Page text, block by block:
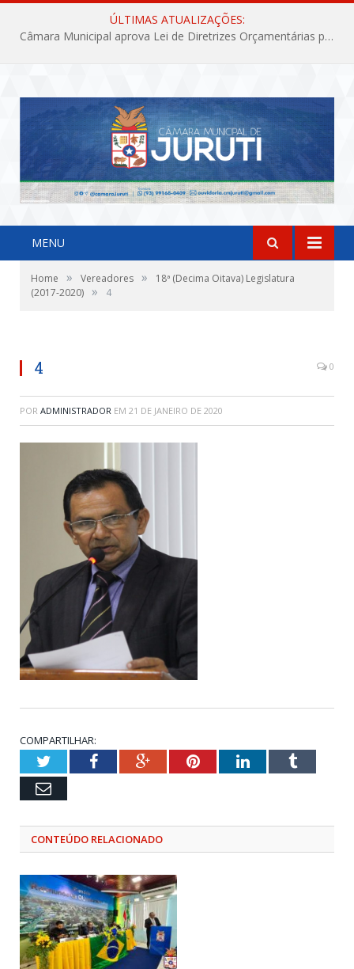
ÚLTIMAS ATUALIZAÇÕES:
Câmara Municipal aprova Lei de Diretrizes Orçamentárias para o exercício financeiro de 2027
MENU
Home » Vereadores »
18ª (Decima Oitava) Legislatura
(2017-2020) » 4
4 0
POR ADMINISTRADOR EM 21 DE JANEIRO DE 2020
COMPARTILHAR:
TwitterFacebookGoogle+PinterestLinkedInTumblr
Email
CONTEÚDO RELACIONADO